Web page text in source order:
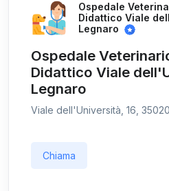
Ospedale
Didattico Viale
Legnaro
Ospedale
Didattico Viale
Legnaro
Viale dell'Università, 16,
Chiama